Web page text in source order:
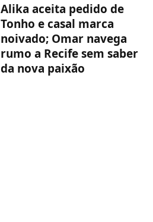
Alika aceita pedido de
Tonho e casal marca
noivado; Omar navega
rumo a Recife sem saber
da nova paixão